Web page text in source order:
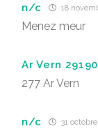
n/c 18
Menez meur
Ar Vern
277 Ar Vern
n/c 31